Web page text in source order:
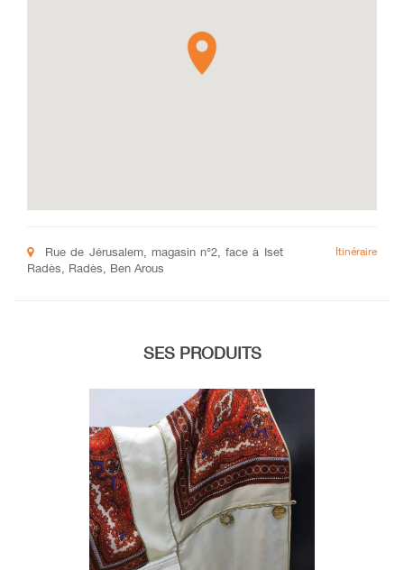
Rue de Jérusalem, magasin n°2, face à Iset
Radès, Radès, Ben Arous
Itinéraire
SES PRODUITS